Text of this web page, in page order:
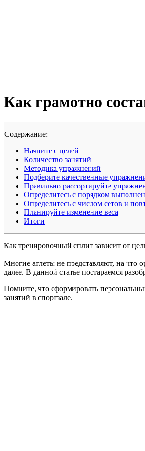
Как грамотно
Cодержание:
Начните с целей
Количество занятий
Методика упражнений
Подберите качественные
Правильно рассортируйте
Определитесь с порядком
Определитесь с числом сетов и
Планируйте изменение веса
Итоги
Как тренировочный сплит зависит от
Многие атлеты не представляют, на что
далее. В данной статье постараемся
Помните, что сформировать
занятий в спортзале.